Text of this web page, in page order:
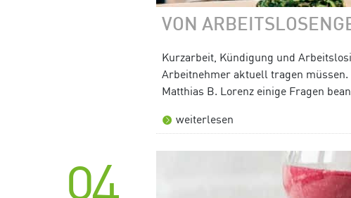
VON
Kurzarbeit, Kündigung und
Arbeitnehmer aktuell tragen
Matthias B. Lorenz einige Fragen
weiterlesen
04